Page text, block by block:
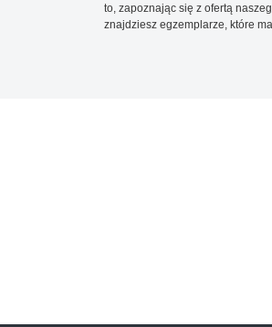
to, zapoznając się z ofertą
znajdziesz egzemplarze, które